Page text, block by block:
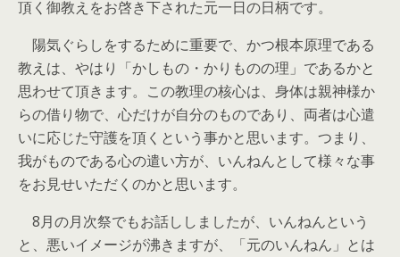
頂く御教えをお啓き下された元一日の日柄です。
陽気ぐらしをするために重要で、かつ根本原理である
教えは、やはり「かしもの・かりものの理」であるかと
思わせて頂きます。この教理の核心は、身体は親神様か
らの借り物で、心だけが自分のものであり、両者は心遣
いに応じた守護を頂くという事かと思います。つまり、
我がものである心の遣い方が、いんねんとして様々な事
をお見せいただくのかと思います。
8月の月次祭でもお話ししましたが、いんねんという
と、悪いイメージが沸きますが、「元のいんねん」とは